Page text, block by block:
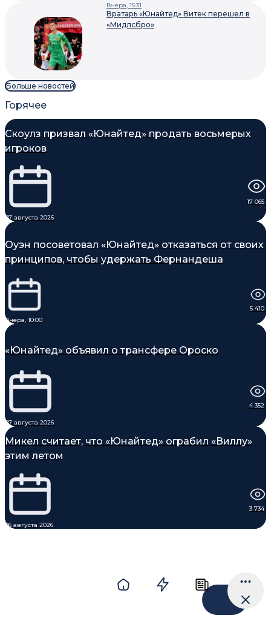
Вчера, 15:31
Вратарь «Юнайтед» Витек перешел в
«Мидлсбро»
Больше новостей
Горячее
Скоулз призвал «Юнайтед» продать восьмерых
игроков
07 августа 2026
17 065
Оуэн посоветовал «Юнайтед» отказаться от своих
принципов, чтобы удержать Фернандеша
Вчера, 10:00
5 410
«Юнайтед» объявил о трансфере Ороско
07 августа 2026
4 352
Микел считает, что «Юнайтед» ограбил «Виллу»
этим летом
06 августа 2026
3 734